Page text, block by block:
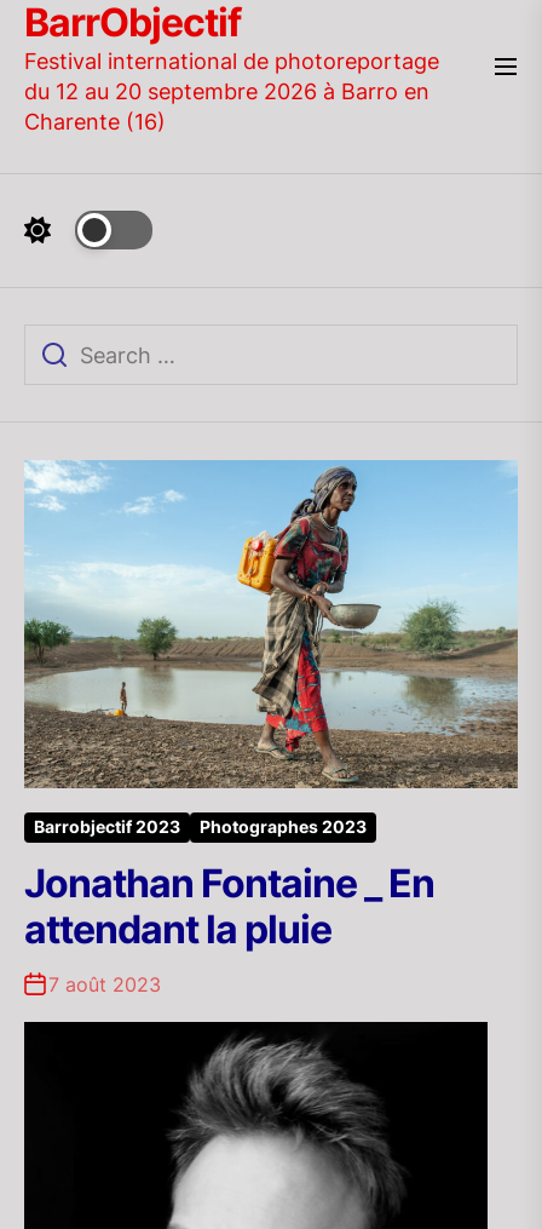
Skip
the
content
BarrObjectif
Festival international de photoreportage
du 12 au 20 septembre 2026 à Barro en
Charente (16)
Barrobjectif 2023 Photographes 2023
Jonathan Fontaine _ En
attendant la pluie
7 août 2023